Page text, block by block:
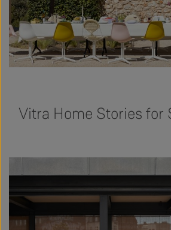
Vitra Home Stories for